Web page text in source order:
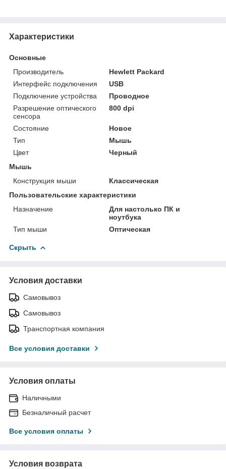
Характеристики
Основные
Производитель
Hewlett Packard
Интерфейс подключения
USB
Подключение устройства
Проводное
Разрешение оптического
сенсора
800 dpi
Состояние
Новое
Тип
Мышь
Цвет
Черный
Мышь
Конструкция мыши
Классическая
Пользовательские характеристики
Назначение
Для настолько ПК и
ноутбука
Тип мыши
Оптическая
Скрыть
Условия доставки
Самовывоз
Самовывоз
Транспортная компания
Все условия доставки
Условия оплаты
Наличными
Безналичный расчет
Все условия оплаты
Условия возврата